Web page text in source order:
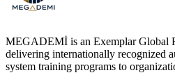
MEGADEMİ is an Exemplar Global
delivering internationally recognized
system training programs to